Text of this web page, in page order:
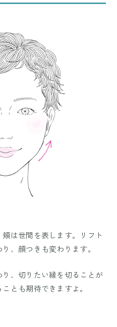
は世間を表します。リフト
、顔つきも変わります。
、切りたい縁を切ることが
とも期待できますよ。